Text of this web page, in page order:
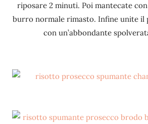
riposare 2 minuti. Poi mantecate
burro normale rimasto. Infine unite il
con un’abbondante